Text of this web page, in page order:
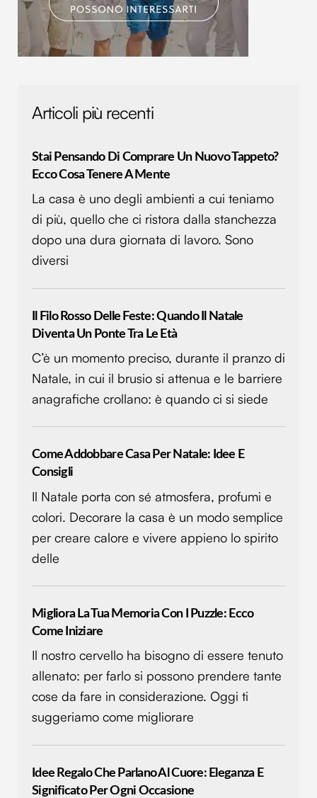
Articoli più recenti
Stai Pensando Di Comprare Un Nuovo Tappeto?
Ecco Cosa Tenere A Mente
La casa è uno degli ambienti a cui teniamo
di più, quello che ci ristora dalla stanchezza
dopo una dura giornata di lavoro. Sono
diversi
Il Filo Rosso Delle Feste: Quando Il Natale
Diventa Un Ponte Tra Le Età
C’è un momento preciso, durante il pranzo di
Natale, in cui il brusio si attenua e le barriere
anagrafiche crollano: è quando ci si siede
Come Addobbare Casa Per Natale: Idee E
Consigli
Il Natale porta con sé atmosfera, profumi e
colori. Decorare la casa è un modo semplice
per creare calore e vivere appieno lo spirito
delle
Migliora La Tua Memoria Con I Puzzle: Ecco
Come Iniziare
Il nostro cervello ha bisogno di essere tenuto
allenato: per farlo si possono prendere tante
cose da fare in considerazione. Oggi ti
suggeriamo come migliorare
Idee Regalo Che Parlano Al Cuore: Eleganza E
Significato Per Ogni Occasione